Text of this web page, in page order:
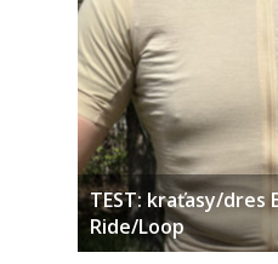
TEST: kraťasy/dres
Ride/Loop